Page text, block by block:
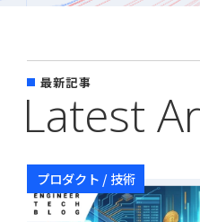
採用情報
情報配信登
最新記事
Latest
プロダクト / 技術